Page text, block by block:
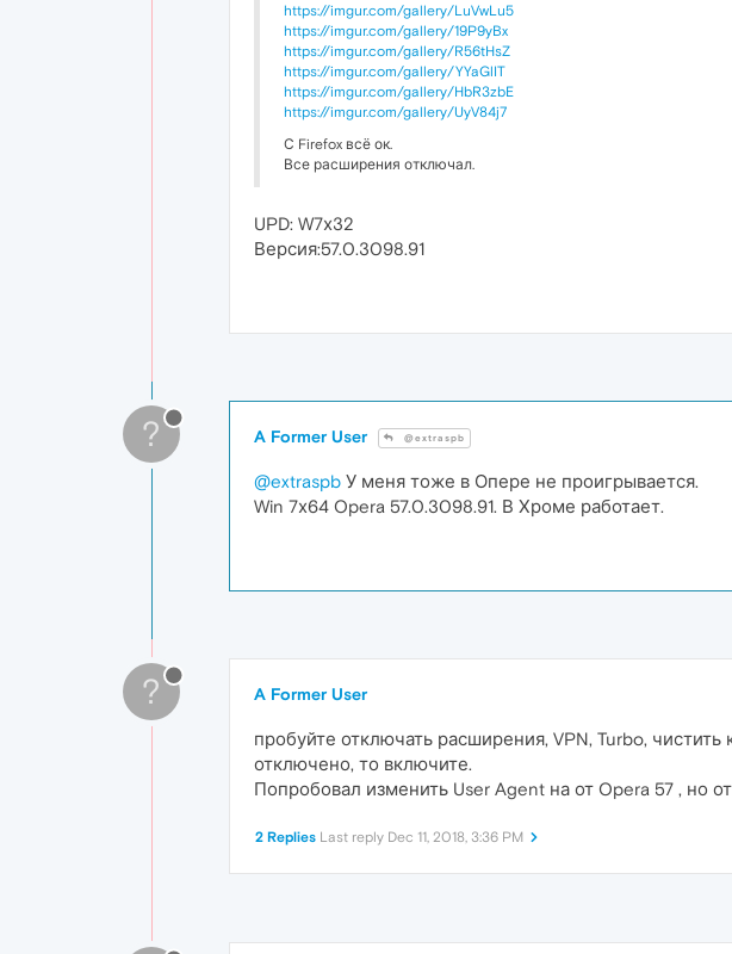
https://imgur.com/gallery/LuVwLu5
https://imgur.com/gallery/19P9yBx
https://imgur.com/gallery/R56tHsZ
https://imgur.com/gallery/YYaGlIT
https://imgur.com/gallery/HbR3zbE
https://imgur.com/gallery/UyV84j7
С Firefox всё ок.
Все расширения отключал.
UPD: W7х32
Версия:57.0.3098.91
? A Former User @extraspb
@extraspb У меня тоже в Опере не проигрывается.
Win 7х64 Opera 57.0.3098.91. В Хроме работает.
? A Former User
пробуйте отключать расширения, VPN, Turbo,
отключено, то включите.
Попробовал изменить User Agent на от Opera 57 , но
2 Replies Last reply Dec 11, 2018, 3:36 PM